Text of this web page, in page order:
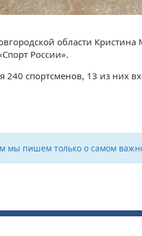
области
России».
спортсменов, 13 из них
мы пишем только о самом